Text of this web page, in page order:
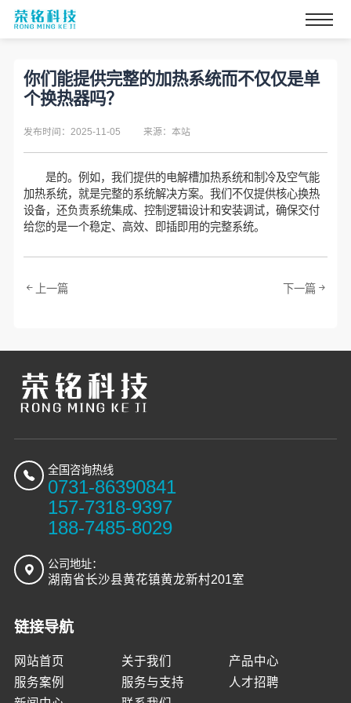
你们能提供完整的加热系统而不仅仅是单
个换热器吗？
发布时间：2025-11-05 来源：本站
是的。例如，我们提供的电解槽加热系统和制冷及空气能
加热系统，就是完整的系统解决方案。我们不仅提供核心换热
设备，还负责系统集成、控制逻辑设计和安装调试，确保交付
给您的是一个稳定、高效、即插即用的完整系统。
上一篇 下一篇
全国咨询热线
0731-86390841
157-7318-9397
188-7485-8029
公司地址：
湖南省长沙县黄花镇黄龙新村201室
链接导航
网站首页 关于我们
产品中心
服务案例
服务与支持
人才招聘